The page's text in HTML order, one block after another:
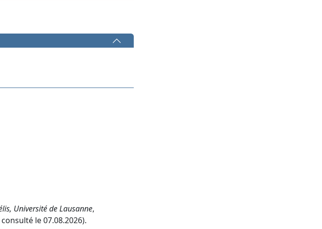
Université de Lausanne,
le 07.08.2026).